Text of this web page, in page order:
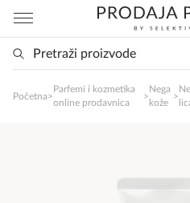
Početna>
Parfemi i kozmetika
online prodavnica
>
Nega
kože
>
SlađanAi Asistent
poručite svoj omiljeni parfem